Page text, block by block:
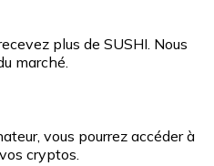
plus de SUSHI. Nous
marché.
vous pourrez accéder à
cryptos.